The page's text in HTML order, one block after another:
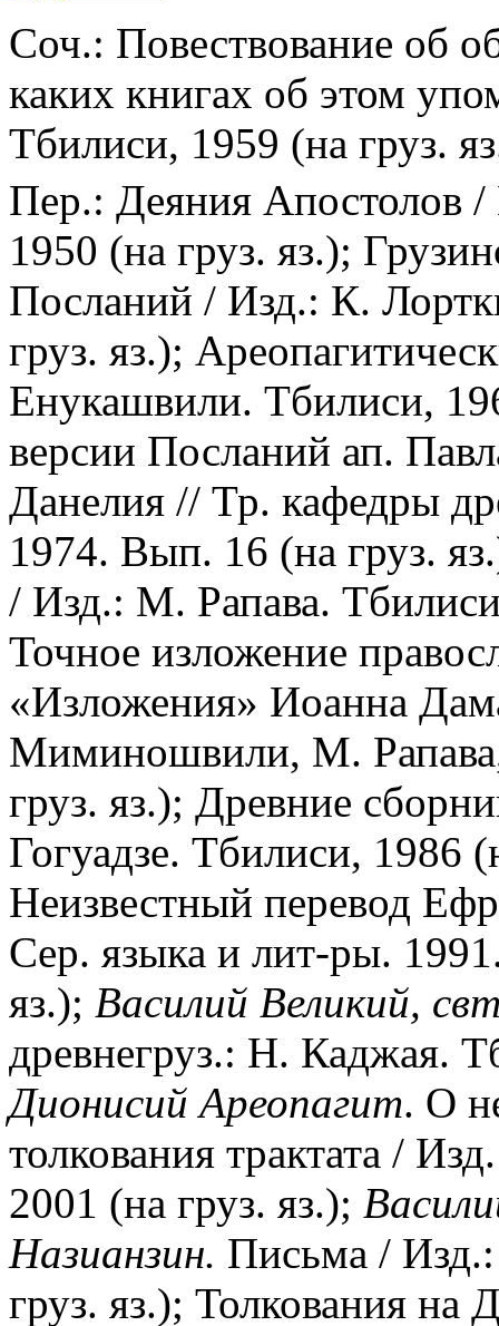
Соч.: Повествование об
каких книгах об этом
Тбилиси, 1959 (на груз.
Пер.: Деяния Апостолов
1950 (на груз. яз.);
Посланий / Изд.: К.
груз. яз.);
Енукашвили. Тбилиси,
версии Посланий ап.
Данелия // Тр. кафедры
1974. Вып. 16 (на груз.
/ Изд.: М. Рапава.
Точное изложение
«Изложения» Иоанна
Миминошвили, М.
груз. яз.); Древние
Гогуадзе. Тбилиси, 1986
Неизвестный перевод
Сер. языка и лит-ры.
яз.); Василий Великий,
древнегруз.: Н. Каджая.
Дионисий Ареопагит. О
толкования трактата /
2001 (на груз. яз.);
Назианзин. Письма /
груз. яз.); Толкования